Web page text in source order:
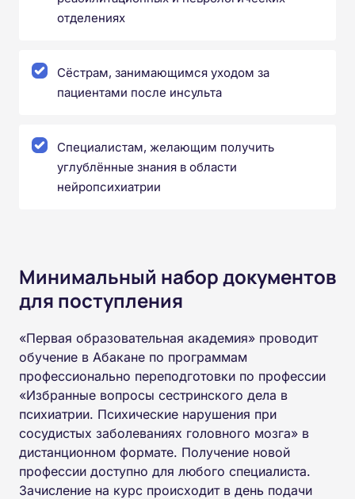
отделениях
Сёстрам, занимающимся уходом за
пациентами после инсульта
Специалистам, желающим получить
углублённые знания в области
нейропсихиатрии
Минимальный набор документов
для поступления
«Первая образовательная академия» проводит
обучение в Абакане по программам
профессионально переподготовки по профессии
«Избранные вопросы сестринского дела в
психиатрии. Психические нарушения при
сосудистых заболеваниях головного мозга» в
дистанционном формате. Получение новой
профессии доступно для любого специалиста.
Зачисление на курс происходит в день подачи